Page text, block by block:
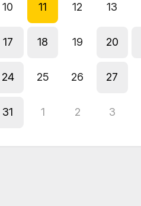
10 11 12 13
17 18 19 20
24 25 26 27
31 1 2 3